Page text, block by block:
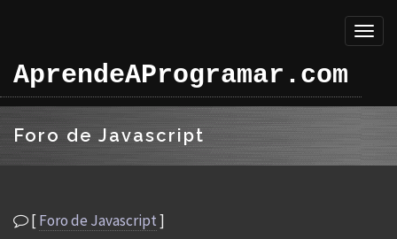
AprendeAProgramar.com
Foro de Javascript
[Foro de Javascript]